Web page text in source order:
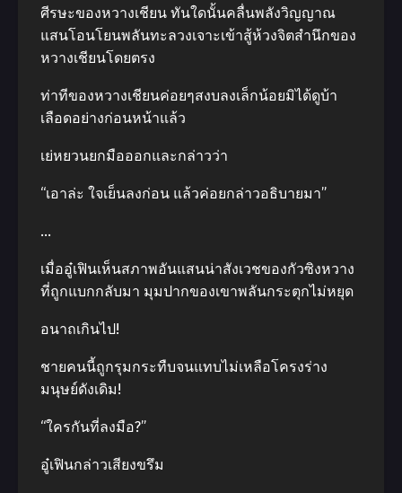
ศีรษะของหวางเชียน ทันใดนั้นคลื่นพลังวิญญาณ
แสนโอนโยนพลันทะลวงเจาะเข้าสู้ห้วงจิตสำนึกของ
หวางเชียนโดยตรง
ท่าทีของหวางเชียนค่อยๆสงบลงเล็กน้อยมิได้ดูบ้า
เลือดอย่างก่อนหน้าแล้ว
เย่หยวนยกมือออกและกล่าวว่า
“เอาล่ะ ใจเย็นลงก่อน แล้วค่อยกล่าวอธิบายมา”
…
เมื่ออู๋เฟินเห็นสภาพอันแสนน่าสังเวชของกัวซิงหวาง
ที่ถูกแบกกลับมา มุมปากของเขาพลันกระตุกไม่หยุด
อนาถเกินไป!
ชายคนนี้ถูกรุมกระทืบจนแทบไม่เหลือโครงร่าง
มนุษย์ดังเดิม!
“ใครกันที่ลงมือ?”
อู๋เฟินกล่าวเสียงขรึม